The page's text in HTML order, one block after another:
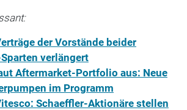
der Vorstände beider
verlängert
Aftermarket-Portfolio aus: Neue
im Programm
Schaeffler-Aktionäre stellen